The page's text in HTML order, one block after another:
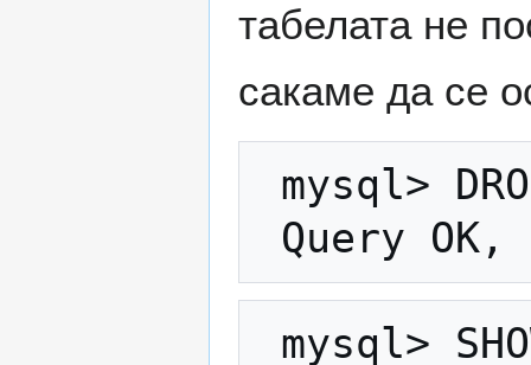
табелата не
сакаме да се